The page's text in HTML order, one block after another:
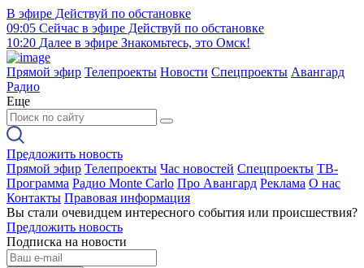
В эфире Действуй по обстановке
09:05 Сейчас в эфире Действуй по обстановке
10:20 Далее в эфире Знакомьтесь, это Омск!
Прямой эфир Телепроекты Новости Спецпроекты Авангард
Радио
Еще
Предложить новость
Прямой эфир Телепроекты Час новостей Спецпроекты ТВ-
Программа Радио Monte Carlo Про Авангард Реклама О нас
Контакты Правовая информация
Вы стали очевидцем интересного события или происшествия?
Предложить новость
Подписка на новости